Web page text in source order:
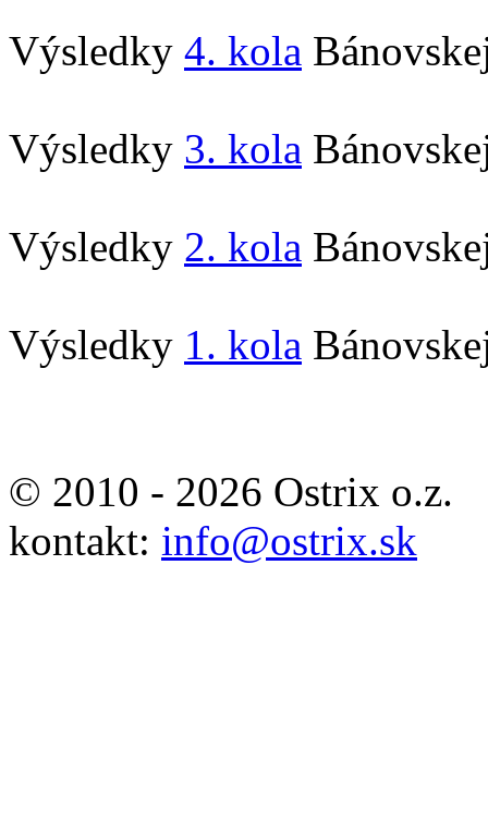
Výsledky 4. kola
Výsledky 3. kola
Výsledky 2. kola
Výsledky 1. kola
© 2010 - 2026 Ostrix o.z.
kontakt: info@ostrix.sk